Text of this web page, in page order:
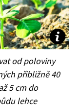
od poloviny
přibližně 40
5 cm do
lehce